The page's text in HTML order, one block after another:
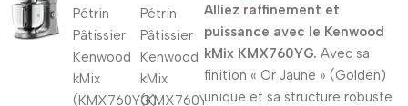
Alliez raffinement et
puissance avec le Kenwood
kMix KMX760YG. Avec sa
finition « Or Jaune » (Golden)
unique et sa structure robuste